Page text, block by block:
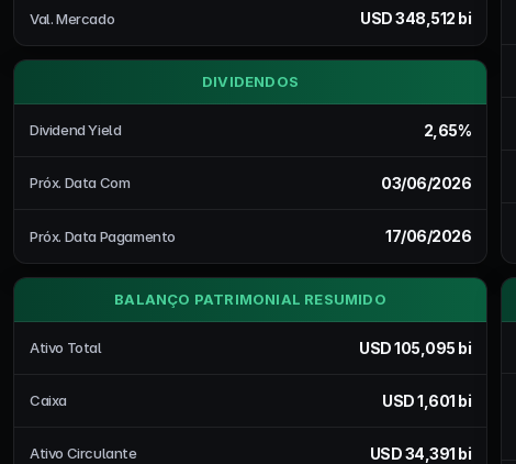
Val. Mercado USD 348,512 bi
DIVIDENDOS
Dividend Yield 2,65%
Próx. Data Com 03/06/2026
Próx. Data Pagamento 17/06/2026
BALANÇO PATRIMONIAL RESUMIDO
Ativo Total USD 105,095 bi
Caixa USD 1,601 bi
Ativo Circulante USD 34,391 bi